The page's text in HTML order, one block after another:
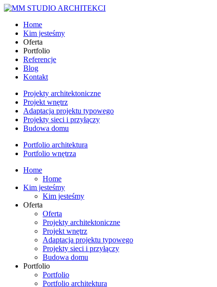
Home
Kim jesteśmy
Oferta
Portfolio
Referencje
Blog
Kontakt
Projekty architektoniczne
Projekt wnętrz
Adaptacja projektu typowego
Projekty sieci i przyłączy
Budowa domu
Portfolio architektura
Portfolio wnętrza
Home
Home
Kim jesteśmy
Kim jesteśmy
Oferta
Oferta
Projekty architektoniczne
Projekt wnętrz
Adaptacja projektu typowego
Projekty sieci i przyłączy
Budowa domu
Portfolio
Portfolio
Portfolio architektura